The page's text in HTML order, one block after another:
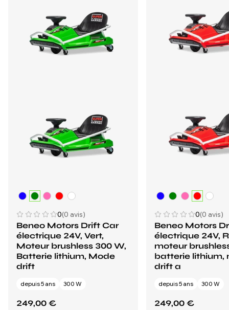
0(0 avis)
Beneo Motors Drift Car
électrique 24V, Vert,
Moteur brushless 300 W,
Batterie lithium, Mode
drift
depuis 5 ans 300 W
249,00 €
0(0 avis)
Beneo Motors
électrique 24V,
moteur
batterie lithium,
drift a
depuis 5 ans 300 W
249,00 €